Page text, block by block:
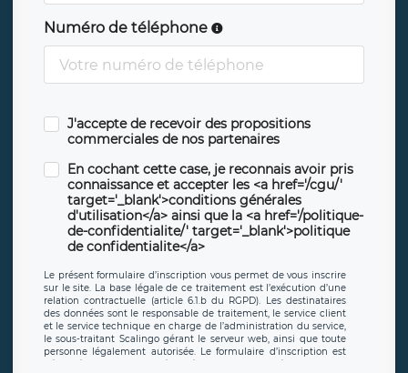
Numéro de téléphone
J'accepte de recevoir des propositions
commerciales de nos partenaires
En cochant cette case, je reconnais avoir pris
connaissance et accepter les <a href='/cgu/'
target='_blank'>conditions générales
d'utilisation</a> ainsi que la <a href='/politique-
de-confidentialite/' target='_blank'>politique
de confidentialite</a>
Le présent formulaire d’inscription vous permet de vous inscrire
sur le site. La base légale de ce traitement est l’exécution d’une
relation contractuelle (article 6.1.b du RGPD). Les destinataires
des données sont le responsable de traitement, le service client
et le service technique en charge de l’administration du service,
le sous-traitant Scalingo gérant le serveur web, ainsi que toute
personne légalement autorisée. Le formulaire d’inscription est